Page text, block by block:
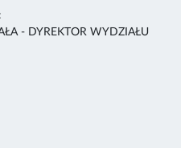
- DYREKTOR WYDZIAŁU